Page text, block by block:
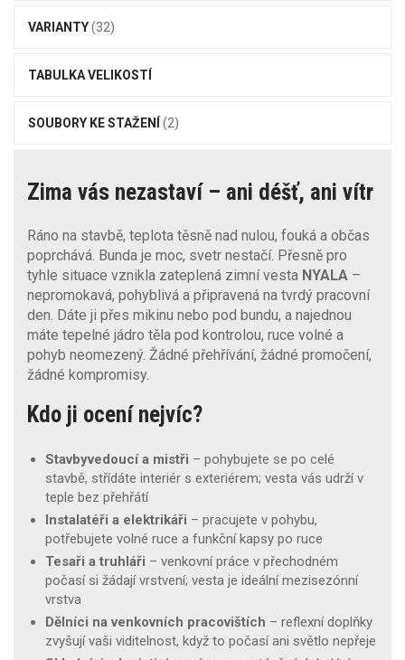
VARIANTY(32)
TABULKA VELIKOSTÍ
SOUBORY KE STAŽENÍ (2)
Zima vás nezastaví – ani déšť, ani vítr
Ráno na stavbě, teplota těsně nad nulou, fouká a občas
poprchává. Bunda je moc, svetr nestačí. Přesně pro
tyhle situace vznikla zateplená zimní vesta NYALA –
nepromokavá, pohyblivá a připravená na tvrdý pracovní
den. Dáte ji přes mikinu nebo pod bundu, a najednou
máte tepelné jádro těla pod kontrolou, ruce volné a
pohyb neomezený. Žádné přehřívání, žádné promočení,
žádné kompromisy.
Kdo ji ocení nejvíc?
Stavbyvedoucí a mistři – pohybujete se po celé
stavbě, střídáte interiér s exteriérem; vesta vás udrží v
teple bez přehřátí
Instalatéři a elektrikáři – pracujete v pohybu,
potřebujete volné ruce a funkční kapsy po ruce
Tesaři a truhláři – venkovní práce v přechodném
počasí si žádají vrstvení; vesta je ideální mezisezónní
vrstva
Dělníci na venkovních pracovištích – reflexní doplňky
zvyšují vaši viditelnost, když to počasí ani světlo nepřeje